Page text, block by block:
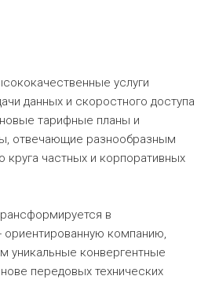
услуги
данных и скоростного доступа
новые тарифные планы и
отвечающие разнообразным
круга частных и корпоративных
в
ориентированную компанию,
уникальные конвергентные
передовых технических